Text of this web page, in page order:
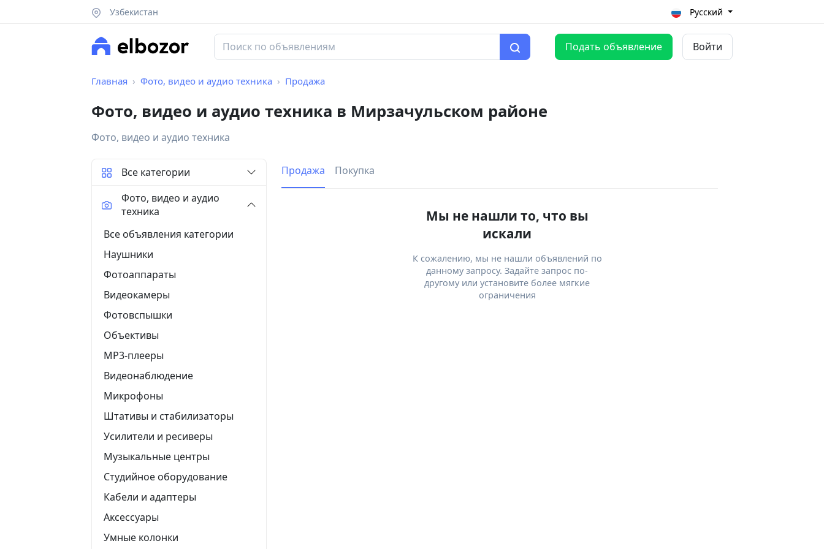
Узбекистан Русский
Подать объявление Войти
Главная Фото, видео и аудио техника Продажа
Фото, видео и аудио техника в Мирзачульском районе
Фото, видео и аудио техника
Продажа Покупка
Мы не нашли то, что вы
искали
К сожалению, мы не нашли объявлений по
данному запросу. Задайте запрос по-
другому или установите более мягкие
ограничения
Все категории
Фото, видео и аудио
техника
Все объявления категории
Наушники
Фотоаппараты
Видеокамеры
Фотовспышки
Объективы
MP3-плееры
Видеонаблюдение
Микрофоны
Штативы и стабилизаторы
Усилители и ресиверы
Музыкальные центры
Студийное оборудование
Кабели и адаптеры
Аксессуары
Умные колонки